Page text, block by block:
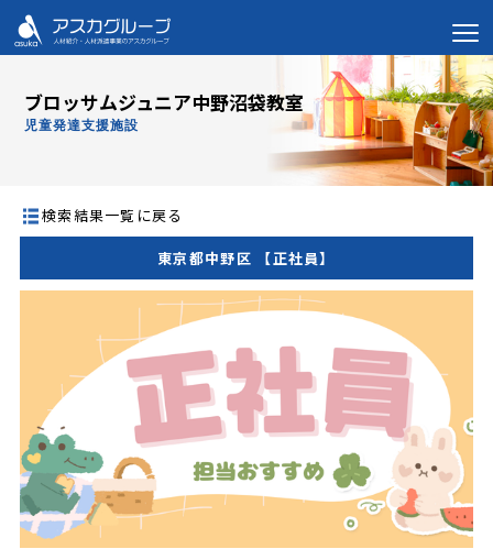
ブロッサムジュニア中野沼袋教室
児童発達支援施設
検索結果一覧に戻る
東京都中野区 【正社員】